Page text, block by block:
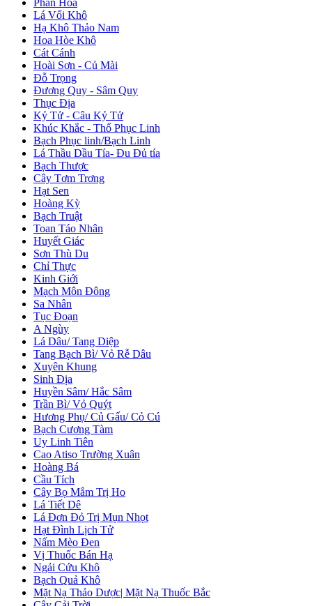
Phấn Hoa
Lá Vối Khô
Hạ Khô Thảo Nam
Hoa Hòe Khô
Cát Cánh
Hoài Sơn - Củ Mài
Đỗ Trọng
Đương Quy - Sâm Quy
Thục Địa
Kỷ Tử - Câu Kỷ Tử
Khúc Khắc - Thổ Phục Linh
Bạch Phục linh/Bạch Linh
Lá Thầu Dầu Tía- Đu Đủ tía
Bạch Thược
Cây Tơm Trơng
Hạt Sen
Hoàng Kỳ
Bạch Truật
Toan Táo Nhân
Huyết Giác
Sơn Thù Du
Chỉ Thực
Kinh Giới
Mạch Môn Đông
Sa Nhân
Tục Đoạn
A Ngùy
Lá Dâu/ Tang Diệp
Tang Bạch Bì/ Vỏ Rễ Dâu
Xuyên Khung
Sinh Địa
Huyền Sâm/ Hắc Sâm
Trần Bì/ Vỏ Quýt
Hương Phụ/ Củ Gấu/ Cỏ Cú
Bạch Cương Tàm
Uy Linh Tiên
Cao Atiso Trường Xuân
Hoàng Bá
Cầu Tích
Cây Bọ Mắm Trị Ho
Lá Tiết Dê
Lá Đơn Đỏ Trị Mụn Nhọt
Hạt Đình Lịch Tử
Nấm Mèo Đen
Vị Thuốc Bán Hạ
Ngải Cứu Khô
Bạch Quả Khô
Mặt Nạ Thảo Dược| Mặt Nạ Thuốc Bắc